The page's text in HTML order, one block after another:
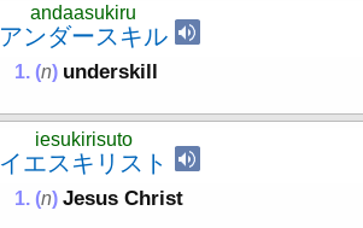
アンダースキル
andaasukiru
(n) underskill
イエスキリスト
iesukirisuto
(n) Jesus Christ